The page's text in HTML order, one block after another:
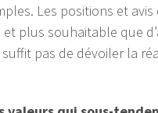
Les positions et
plus souhaitable que
pas de dévoiler la